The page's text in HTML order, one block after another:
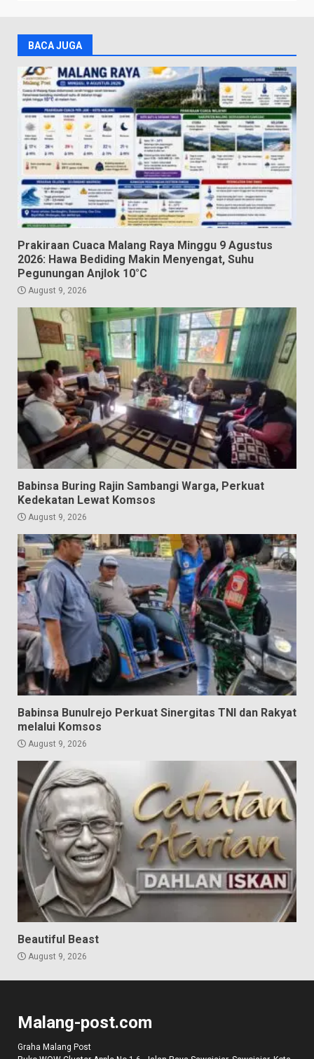
BACA JUGA
Prakiraan Cuaca Malang Raya Minggu 9 Agustus
2026: Hawa Bediding Makin Menyengat, Suhu
Pegunungan Anjlok 10°C
August 9, 2026
Babinsa Buring Rajin Sambangi Warga, Perkuat
Kedekatan Lewat Komsos
August 9, 2026
Babinsa Bunulrejo Perkuat Sinergitas TNI dan Rakyat
melalui Komsos
August 9, 2026
Beautiful Beast
August 9, 2026
Malang-post.com
Graha Malang Post